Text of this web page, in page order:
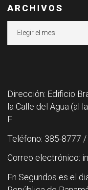
ARCHIVOS
Dirección: Edificio
la Calle del Agua (al
F.
Teléfono: 385-8777
Correo electrónico:
En Segundos es el